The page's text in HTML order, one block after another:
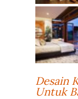
Desain
Untuk